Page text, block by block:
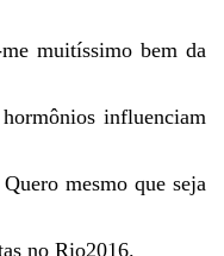
muitíssimo bem da
influenciam
mesmo que seja
no Rio2016.